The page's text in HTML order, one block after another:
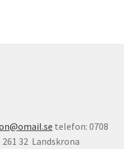
telefon: 0708
32 Landskrona